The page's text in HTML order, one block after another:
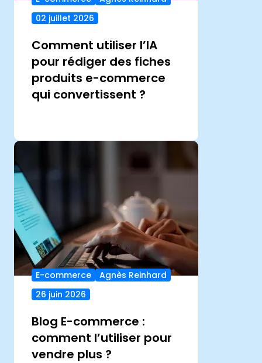
02 juillet 2026
Comment utiliser l’IA
pour rédiger des fiches
produits e-commerce
qui convertissent ?
E-commerce
Agnès Reinhard
26 juin 2026
Blog E-commerce :
comment l’utiliser pour
vendre plus ?